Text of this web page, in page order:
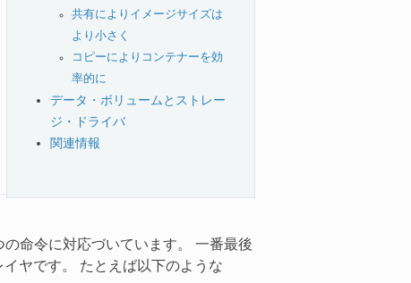
共有によりイメージサイズは
より小さく
コピーによりコンテナーを効
率的に
データ・ボリュームとストレー
ジ・ドライバ
関連情報
命令に対応づいています。 一番最後
ヤです。 たとえば以下のような